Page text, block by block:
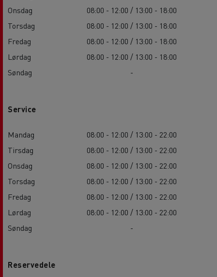
Onsdag
08:00 - 12:00 / 13:00 - 18:00
Torsdag
08:00 - 12:00 / 13:00 - 18:00
Fredag
08:00 - 12:00 / 13:00 - 18:00
Lørdag
08:00 - 12:00 / 13:00 - 18:00
Søndag
-
Service
Mandag
08:00 - 12:00 / 13:00 - 22:00
Tirsdag
08:00 - 12:00 / 13:00 - 22:00
Onsdag
08:00 - 12:00 / 13:00 - 22:00
Torsdag
08:00 - 12:00 / 13:00 - 22:00
Fredag
08:00 - 12:00 / 13:00 - 22:00
Lørdag
08:00 - 12:00 / 13:00 - 22:00
Søndag
-
Reservedele